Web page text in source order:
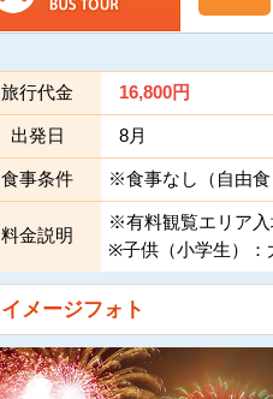
旅行代金 16,800円
出発日 8月
食事条件 ※食事なし（自由食
料金説明
※有料観覧エリア入
※子供（小学生）：
イメージフォト